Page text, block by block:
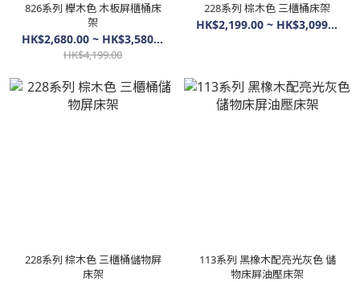
826系列 櫸木色 木板屏櫃桶床
架
HK$2,680.00 ~ HK$3,580.00
HK$4,199.00
228系列 棕木色 三櫃桶床架
HK$2,199.00 ~ HK$3,099.00
228系列 棕木色 三櫃桶儲物屏
床架
113系列 黑橡木配亮光灰色 儲
物床屏油壓床架